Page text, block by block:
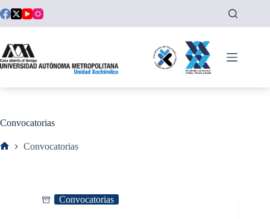
al
contenido
Convocatorias
Convocatorias
Convocatorias